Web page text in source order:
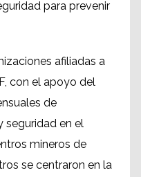
para prevenir
afiliadas a
con el apoyo del
de
seguridad en el
mineros de
se centraron en la